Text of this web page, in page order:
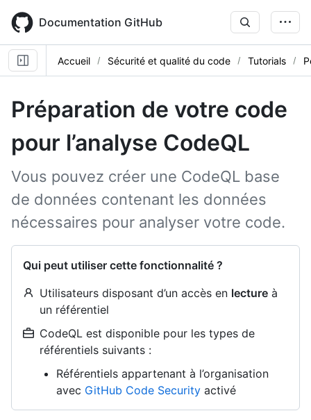
main
content
Documentation GitHub
Accueil Sécurité et qualité du code Tutorials
Préparation de votre code
pour l’analyse CodeQL
Vous pouvez créer une CodeQL base
de données contenant les données
nécessaires pour analyser votre code.
Qui peut utiliser cette fonctionnalité ?
Utilisateurs disposant d’un accès en lecture à
un référentiel
CodeQL est disponible pour les types de
référentiels suivants :
Référentiels appartenant à l’organisation
avec GitHub Code Security activé